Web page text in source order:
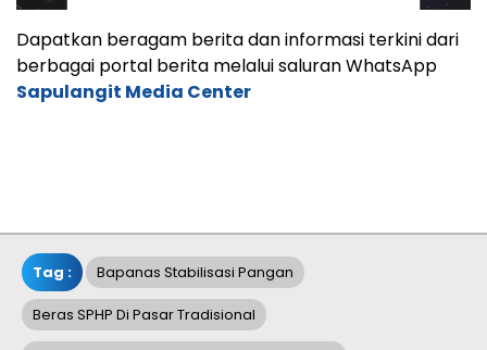
Dapatkan beragam berita dan informasi terkini dari
berbagai portal berita melalui saluran WhatsApp
Sapulangit Media Center
Tag : Bapanas Stabilisasi Pangan
Beras SPHP Di Pasar Tradisional